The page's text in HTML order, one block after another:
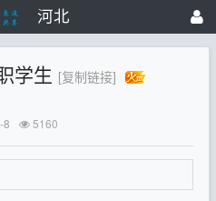
河北
学生 [复制链接]
8 5160